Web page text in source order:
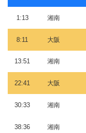
1:13 湘南
8:11 大阪
13:51 湘南
22:41 大阪
30:33 湘南
38:36 湘南